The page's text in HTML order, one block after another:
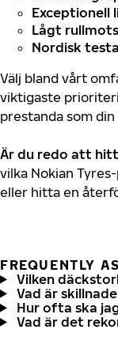
Exceptionell
Lågt
Nordisk
Välj bland vårt
viktigaste
prestanda som
Är du redo att
vilka Nokian
eller hitta en
FREQUENTLY
Vilken
Vad är
Hur ofta ska
Vad är det